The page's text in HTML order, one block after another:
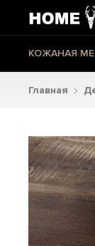
КОЖАНАЯ
Главная